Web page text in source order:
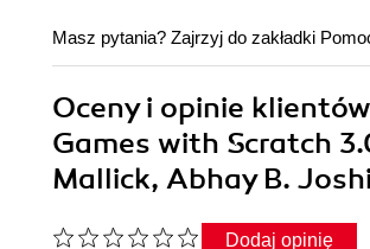
Masz pytania? Zajrzyj do zakładki
Oceny i opinie
Games with Scratch
Mallick, Abhay B. Joshi
Dodaj opinię